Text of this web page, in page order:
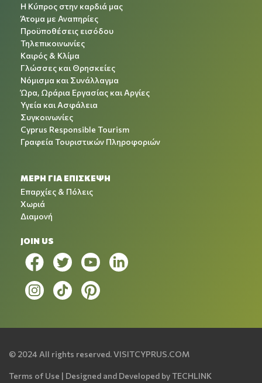
Η Κύπρος στην καρδιά μας
Άτομα με Αναπηρίες
Προϋποθέσεις εισόδου
Τηλεπικοινωνίες
Καιρός & Κλίμα
Γλώσσες και Θρησκείες
Νόμισμα και Συνάλλαγμα
Ώρα, Ωράρια Εργασίας και Αργίες
Υγεία και Ασφάλεια
Συγκοινωνίες
Cyprus Responsible Tourism
Γραφεία Τουριστικών Πληροφοριών
ΜΕΡΗ ΓΙΑ ΕΠΙΣΚΕΨΗ
Επαρχίες & Πόλεις
Χωριά
Διαμονή
JOIN US
© 2024 All rights reserved.VISITCYPRUS.COM
Terms of Use | Designed and Developed byTECHLINK